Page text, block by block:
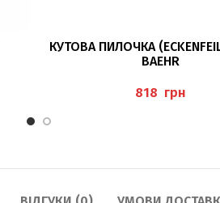
ЧИТАТИ ДАЛІ
КУТОВА ПИЛОЧКА
BAEHR
грн